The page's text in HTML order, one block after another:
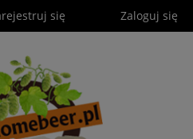
się Zaloguj się